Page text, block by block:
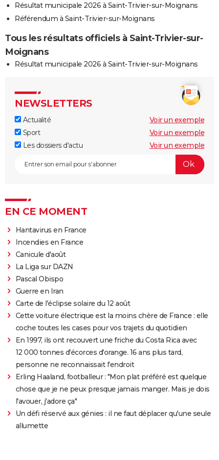
Résultat municipale 2026 à Saint-Trivier-sur-Moignans
Référendum à Saint-Trivier-sur-Moignans
Tous les résultats officiels à Saint-Trivier-sur-
Moignans
Résultat municipale 2026 à Saint-Trivier-sur-Moignans
NEWSLETTERS
Actualité
Voir un exemple
Sport
Voir un exemple
Les dossiers d'actu
Voir un exemple
EN CE MOMENT
Hantavirus en France
Incendies en France
Canicule d'août
La Liga sur DAZN
Pascal Obispo
Guerre en Iran
Carte de l'éclipse solaire du 12 août
Cette voiture électrique est la moins chère de France : elle
coche toutes les cases pour vos trajets du quotidien
En 1997, ils ont recouvert une friche du Costa Rica avec
12 000 tonnes d'écorces d'orange. 16 ans plus tard,
personne ne reconnaissait l'endroit
Erling Haaland, footballeur : "Mon plat préféré est quelque
chose que je ne peux presque jamais manger. Mais je dois
l'avouer, j'adore ça"
Un défi réservé aux génies : il ne faut déplacer qu'une seule
allumette